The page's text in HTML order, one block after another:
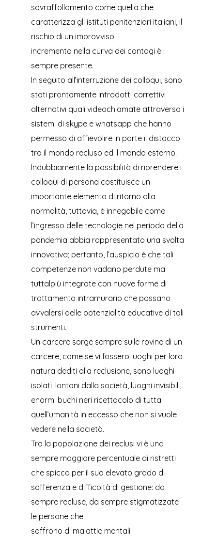
sovraffollamento come quella che
caratterizza gli istituti penitenziari italiani, il
rischio di un improvviso
incremento nella curva dei contagi è
sempre presente.
In seguito all’interruzione dei colloqui, sono
stati prontamente introdotti correttivi
alternativi quali videochiamate attraverso i
sistemi di skype e whatsapp che hanno
permesso di affievolire in parte il distacco
tra il mondo recluso ed il mondo esterno.
Indubbiamente la possibilità di riprendere i
colloqui di persona costituisce un
importante elemento di ritorno alla
normalità, tuttavia, è innegabile come
l’ingresso delle tecnologie nel periodo della
pandemia abbia rappresentato una svolta
innovativa; pertanto, l’auspicio è che tali
competenze non vadano perdute ma
tuttalpiù integrate con nuove forme di
trattamento intramurario che possano
avvalersi delle potenzialità educative di tali
strumenti.
Un carcere sorge sempre sulle rovine di un
carcere, come se vi fossero luoghi per loro
natura dediti alla reclusione, sono luoghi
isolati, lontani dalla società, luoghi invisibili,
enormi buchi neri ricettacolo di tutta
quell’umanità in eccesso che non si vuole
vedere nella società.
Tra la popolazione dei reclusi vi è una
sempre maggiore percentuale di ristretti
che spicca per il suo elevato grado di
sofferenza e difficoltà di gestione: da
sempre recluse, da sempre stigmatizzate
le persone che
soffrono di malattie mentali